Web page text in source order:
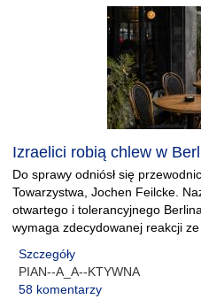
Izraelici robią chlew w
Do sprawy odniósł się
Towarzystwa, Jochen Feilcke.
otwartego i tolerancyjnego
wymaga zdecydowanej reakcji ze
Szczegóły
PIAN--A_A--KTYWNA
58 komentarzy